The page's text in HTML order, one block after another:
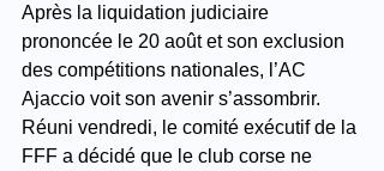
Après la liquidation judiciaire
prononcée le 20 août et son exclusion
des compétitions nationales, l’AC
Ajaccio voit son avenir s’assombrir.
Réuni vendredi, le comité exécutif de la
FFF a décidé que le club corse ne